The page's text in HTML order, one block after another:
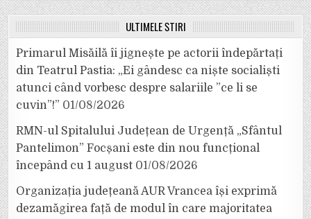
ULTIMELE ȘTIRI
Primarul Misăilă îi jignește pe actorii îndepărtați
din Teatrul Pastia: „Ei gândesc ca niște socialiști
atunci când vorbesc despre salariile ”ce li se
cuvin”!” 01/08/2026
RMN-ul Spitalului Județean de Urgență „Sfântul
Pantelimon” Focșani este din nou funcțional
începând cu 1 august 01/08/2026
Organizația județeană AUR Vrancea își exprimă
dezamăgirea față de modul în care majoritatea